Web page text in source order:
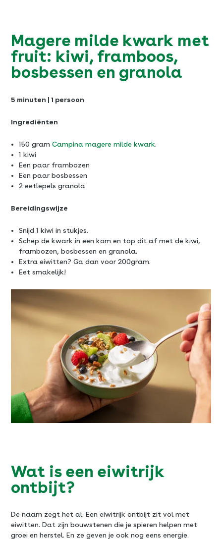
Magere milde kwark met
fruit: kiwi, framboos,
bosbessen en granola
5 minuten | 1 persoon
Ingrediënten
150 gram Campina magere milde kwark.
1 kiwi
Een paar frambozen
Een paar bosbessen
2 eetlepels granola
Bereidingswijze
Snijd 1 kiwi in stukjes.
Schep de kwark in een kom en top dit af met de kiwi,
frambozen, bosbessen en granola.
Extra eiwitten? Ga dan voor 200gram.
Eet smakelijk!
Wat is een eiwitrijk
ontbijt?
De naam zegt het al. Een eiwitrijk ontbijt zit vol met
eiwitten. Dat zijn bouwstenen die je spieren helpen met
groei en herstel. En ze geven je ook nog eens energie.